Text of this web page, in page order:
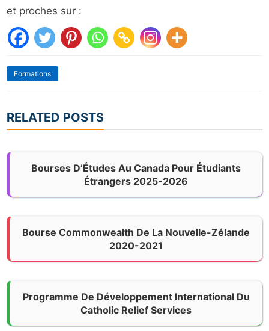
et proches sur :
Formations
RELATED POSTS
Bourses D’Études Au Canada Pour Étudiants
Étrangers 2025-2026
Bourse Commonwealth De La Nouvelle-Zélande
2020-2021
Programme De Développement International Du
Catholic Relief Services